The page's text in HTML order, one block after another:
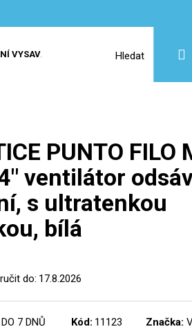
VYSAVAČE SLUŽBYHledat
PUNTO FILO
ventilátor
s ultratenkou
bílá
do: 17.8.2026
7 DNŮ Kód: 11123 Značka: